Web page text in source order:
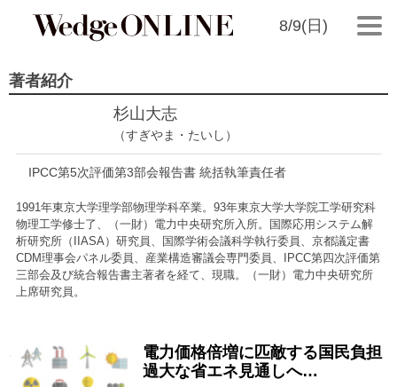
8/9(日)
著者紹介
杉山大志
（すぎやま・たいし）
IPCC第5次評価第3部会報告書 統括執筆責任者
1991年東京大学理学部物理学科卒業。93年東京大学大学院工学研究科
物理工学修士了、（一財）電力中央研究所入所。国際応用システム解
析研究所（IIASA）研究員、国際学術会議科学執行委員、京都議定書
CDM理事会パネル委員、産業構造審議会専門委員、IPCC第四次評価第
三部会及び統合報告書主著者を経て、現職。（一財）電力中央研究所
上席研究員。
2015/04/07
電力価格倍増に匹敵する国民負担
過大な省エネ見通しへ…